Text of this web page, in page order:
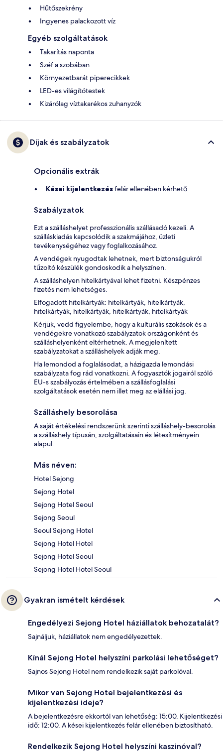
Hűtőszekrény
Ingyenes palackozott víz
Egyéb szolgáltatások
Takarítás naponta
Széf a szobában
Környezetbarát piperecikkek
LED-es világítótestek
Kizárólag víztakarékos zuhanyzók
Díjak és szabályzatok
Opcionális extrák
Kései kijelentkezésfelár ellenében kérhető
Szabályzatok
Ezt a szálláshelyet professzionális szállásadó kezeli. A
szálláskiadás kapcsolódik a szakmájához, üzleti
tevékenységéhez vagy foglalkozásához.
A vendégek nyugodtak lehetnek, mert biztonságukról
tűzoltó készülék gondoskodik a helyszínen.
A szálláshelyen hitelkártyával lehet fizetni. Készpénzes
fizetés nem lehetséges.
Elfogadott hitelkártyák: hitelkártyák, hitelkártyák,
hitelkártyák, hitelkártyák, hitelkártyák, hitelkártyák
Kérjük, vedd figyelembe, hogy a kulturális szokások és a
vendégekre vonatkozó szabályzatok országonként és
szálláshelyenként eltérhetnek. A megjelenített
szabályzatokat a szálláshelyek adják meg.
Ha lemondod a foglalásodat, a házigazda lemondási
szabályzata fog rád vonatkozni. A fogyasztók jogairól szóló
EU-s szabályozás értelmében a szállásfoglalási
szolgáltatások esetén nem illet meg az elállási jog.
Szálláshely besorolása
A saját értékelési rendszerünk szerinti szálláshely-besorolás
a szálláshely típusán, szolgáltatásain és létesítményein
alapul.
Más néven:
Hotel Sejong
Sejong Hotel
Sejong Hotel Seoul
Sejong Seoul
Seoul Sejong Hotel
Sejong Hotel Hotel
Sejong Hotel Seoul
Sejong Hotel Hotel Seoul
Gyakran ismételt kérdések
Engedélyezi Sejong Hotel háziállatok behozatalát?
Sajnáljuk, háziállatok nem engedélyezettek.
Kínál Sejong Hotel helyszíni parkolási lehetőséget?
Sajnos Sejong Hotel nem rendelkezik saját parkolóval.
Mikor van Sejong Hotel bejelentkezési és
kijelentkezési ideje?
A bejelentkezésre ekkortól van lehetőség: 15:00. Kijelentkezési
idő: 12:00. A kései kijelentkezés felár ellenében biztosítható.
Rendelkezik Sejong Hotel helyszíni kaszinóval?